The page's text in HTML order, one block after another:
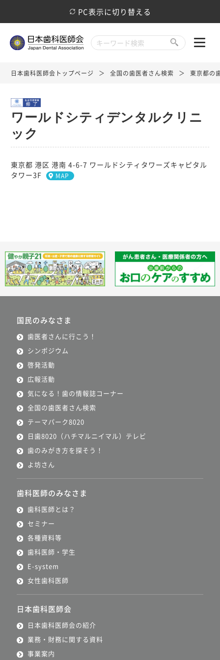
PC表示に切り替える
日本歯科医師会トップページ 全国の歯医者さん検索 東京都の
ワールドシティデンタルクリニ
ック
東京都 港区 港南 4-6-7 ワールドシティタワーズキャピタル
タワー3F
MAP
国民のみなさま
歯医者さんに行こう！
シンポジウム
啓発活動
広報活動
気になる！歯の情報誌コーナー
全国の歯医者さん検索
テーマパーク8020
日歯8020（ハチマルニイマル）テレビ
歯のみがき方を探そう！
よ坊さん
歯科医師のみなさま
歯科医師とは？
セミナー
各種資料等
歯科医師・学生
E-system
女性歯科医師
日本歯科医師会
日本歯科医師会の紹介
業務・財務に関する資料
事業案内